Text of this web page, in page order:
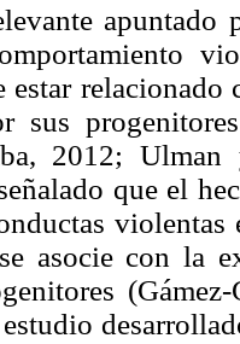
apuntado
estar
sus
2012; Ulman
que el
asocie con la